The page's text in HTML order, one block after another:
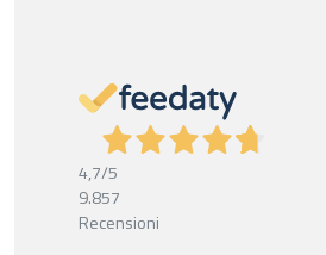
4,7/5
9.857
Recensioni